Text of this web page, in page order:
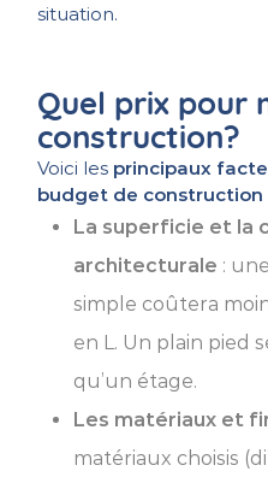
situation.
Quel prix pour
construction?
Voici les principaux
budget de construction
La superficie et la
architecturale :
simple coûtera
en L. Un plain pied
qu’un étage.
Les matériaux et
matériaux choisis